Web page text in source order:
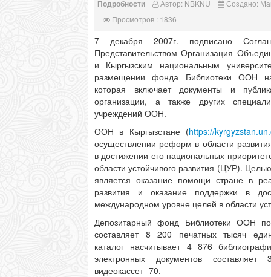
Подробности Автор: NBKNU
Создано:
Просмотров : 1836
7 декабря 2007г. подписано
Представительством Организация
и Кыргызским национальным
размещении фонда Библиотеки ООН на
которая включает документы и
организации, а также других
учреждений ООН.
ООН в Кыргызстане (https://
осуществлении реформ в области
в достижении его национальных
области устойчивого развития (ЦУР).
является оказание помощи стране в
развития и оказание поддержки в
международном уровне целей в области
Депозитарный фонд Библиотеки ООН
составляет 8 200 печатных тысяч
каталог насчитывает 4 876
электронных документов
видеокассет -70.